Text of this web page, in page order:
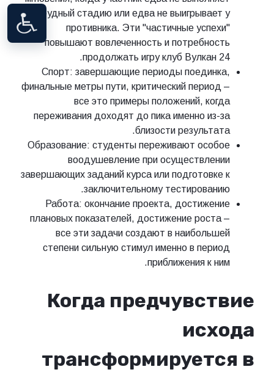
трудный стадию или едва не выигрывает у
противника. Эти "частичные успехи"
повышают вовлеченность и потребность
продолжать игру клуб Вулкан 24.
Спорт: завершающие периоды поединка,
финальные метры пути, критический период –
все это примеры положений, когда
переживания доходят до пика именно из-за
близости результата.
Образование: студенты переживают особое
воодушевление при осуществлении
завершающих заданий курса или подготовке к
заключительному тестированию.
Работа: окончание проекта, достижение
плановых показателей, достижение роста –
все эти задачи создают в наибольшей
степени сильную стимул именно в период
приближения к ним.
Когда предчувствие
исхода
трансформируется в